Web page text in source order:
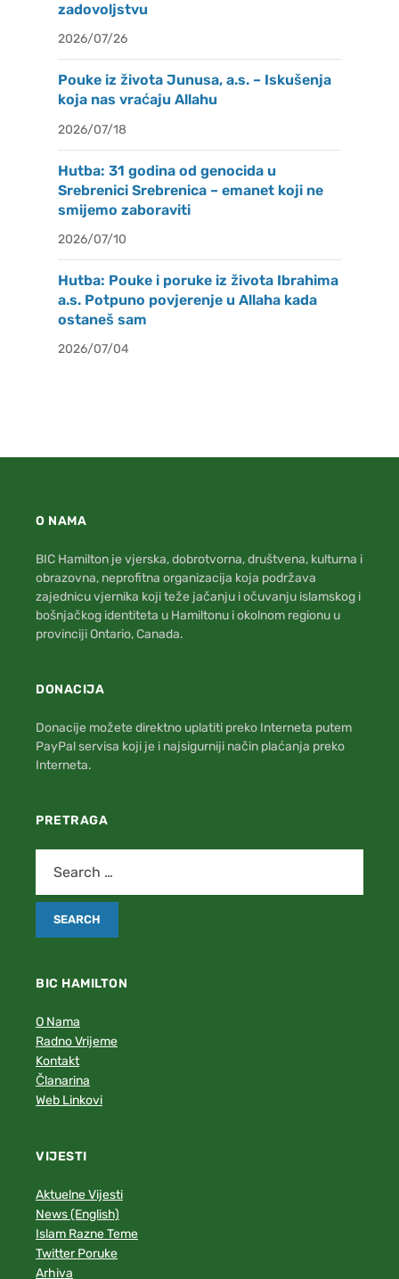
zadovoljstvu
2026/07/26
Pouke iz života Junusa, a.s. – Iskušenja
koja nas vraćaju Allahu
2026/07/18
Hutba: 31 godina od genocida u
Srebrenici Srebrenica – emanet koji ne
smijemo zaboraviti
2026/07/10
Hutba: Pouke i poruke iz života Ibrahima
a.s. Potpuno povjerenje u Allaha kada
ostaneš sam
2026/07/04
O NAMA
BIC Hamilton je vjerska, dobrotvorna, društvena, kulturna i
obrazovna, neprofitna organizacija koja podržava
zajednicu vjernika koji teže jačanju i očuvanju islamskog i
bošnjačkog identiteta u Hamiltonu i okolnom regionu u
provinciji Ontario, Canada.
DONACIJA
Donacije možete direktno uplatiti preko Interneta putem
PayPal servisa koji je i najsigurniji način plaćanja preko
Interneta.
PRETRAGA
BIC HAMILTON
O Nama
Radno Vrijeme
Kontakt
Članarina
Web Linkovi
VIJESTI
Aktuelne Vijesti
News (English)
Islam Razne Teme
Twitter Poruke
Arhiva